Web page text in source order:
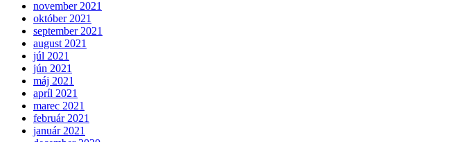
november 2021
október 2021
september 2021
august 2021
júl 2021
jún 2021
máj 2021
apríl 2021
marec 2021
február 2021
január 2021